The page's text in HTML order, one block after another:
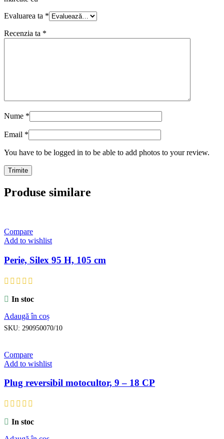
Evaluarea ta *
Recenzia ta *
Nume *
Email *
You have to be logged in to be able to add photos to your review.
Produse similare
Compare
Add to wishlist
Perie, Silex 95 H, 105 cm
In stoc
Adaugă în coș
SKU: 290950070/10
Compare
Add to wishlist
Plug reversibil motocultor, 9 – 18 CP
In stoc